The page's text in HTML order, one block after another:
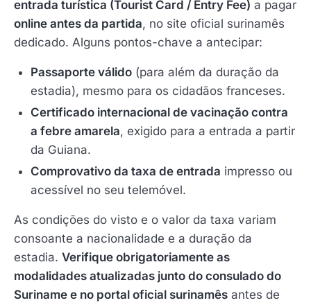
entrada turística (Tourist Card / Entry Fee) a pagar
online antes da partida, no site oficial surinamês
dedicado. Alguns pontos-chave a antecipar:
Passaporte válido (para além da duração da
estadia), mesmo para os cidadãos franceses.
Certificado internacional de vacinação contra
a febre amarela, exigido para a entrada a partir
da Guiana.
Comprovativo da taxa de entrada impresso ou
acessível no seu telemóvel.
As condições do visto e o valor da taxa variam
consoante a nacionalidade e a duração da
estadia. Verifique obrigatoriamente as
modalidades atualizadas junto do consulado do
Suriname e no portal oficial surinamês antes de